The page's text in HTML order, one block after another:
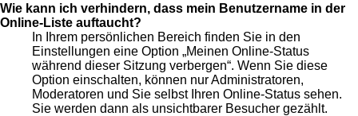
Wie kann ich verhindern, dass mein Benutzername in der
Online-Liste auftaucht?
In Ihrem persönlichen Bereich finden Sie in den
Einstellungen eine Option „Meinen Online-Status
während dieser Sitzung verbergen“. Wenn Sie diese
Option einschalten, können nur Administratoren,
Moderatoren und Sie selbst Ihren Online-Status sehen.
Sie werden dann als unsichtbarer Besucher gezählt.